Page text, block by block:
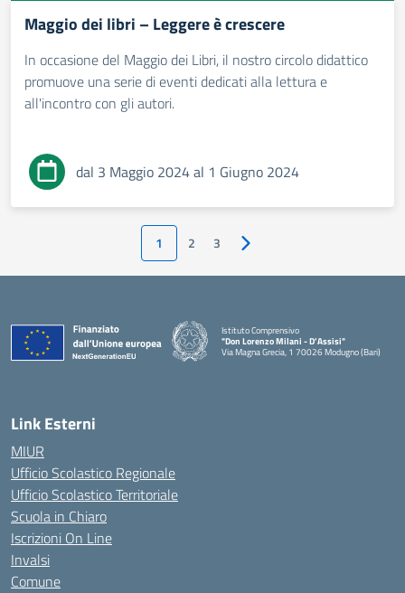
Maggio dei libri – Leggere è crescere
In occasione del Maggio dei Libri, il nostro circolo didattico
promuove una serie di eventi dedicati alla lettura e
all'incontro con gli autori.
dal 3 Maggio 2024 al 1 Giugno 2024
1 2 3 Pagina successiva
Istituto Comprensivo
"Don Lorenzo Milani - D’Assisi"
Via Magna Grecia, 1 70026 Modugno (Bari)
— Visita la pagina iniziale della scuola
Link Esterni
MIUR
Ufficio Scolastico Regionale
Ufficio Scolastico Territoriale
Scuola in Chiaro
Iscrizioni On Line
Invalsi
Comune